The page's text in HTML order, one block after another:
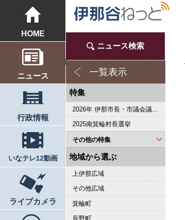
HOME
ニュース
行政情報
いなテレ12動画
ライブカメラ
ニュース検索
一覧表示
特集
2026年 伊那市長・市議会議員選挙
2025南箕輪村長選挙
その他の特集
2023県議会議員選挙
2022箕輪町長選挙
2019県議会議員選挙
2018伊那市長選・市議選
桜シリーズ2018
桜シリーズ2017
2015県議会議員選挙
2014箕輪町長選挙
2014伊那市長選・市議選
桜シリーズ2014
カメラリポート
上伊那 医師不足問題
新ごみ中間処理施設
伊那市長・市議選
朝の学舎
記者室
伊那谷1年365人
輝く経営者～その後
花ロマン
伝承 上伊那の50年
駒ヶ根市長選挙
2007年 県議会議員選挙
権兵衛トンネル開通1周年
豪雨被害
新伊那市誕生へ
伊那谷 耐震強度偽装問題
2005年衆院選
その他
地域から選ぶ
上伊那広域
その他広域
箕輪町
辰野町